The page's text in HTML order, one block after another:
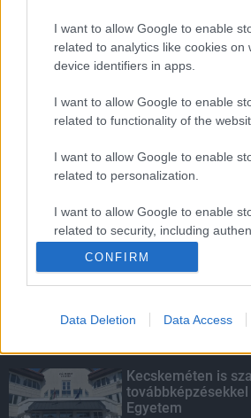
I want to allow Google to enable
related to analytics like cookies on
device identifiers in apps.
I want to allow Google to enable
related to functionality of the
I want to allow Google to enable
related to personalization.
I want to allow Google to enable
related to security, including
CONFIRM
Data Deletion Data Access
Fontos a
széncinegék
Amire többmillióan
másodfokúra
KIEMELT
Megérkezett az eső
Kecskeméten is
Egyetem